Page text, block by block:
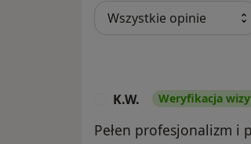
K.W. Weryfikacja
Pełen profesjonalizm i